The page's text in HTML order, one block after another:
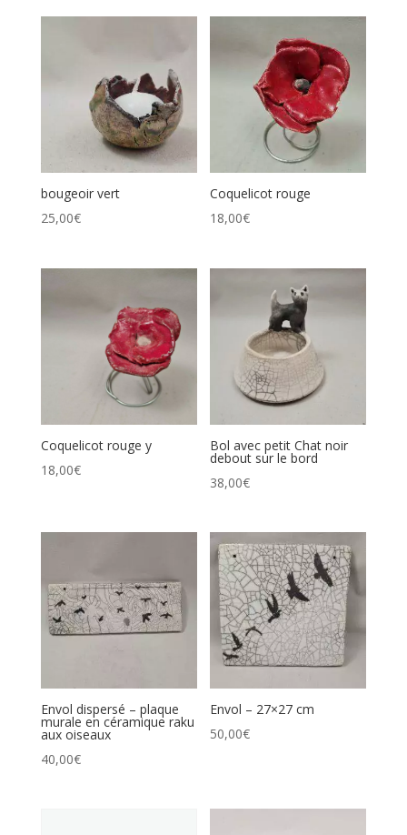
bougeoir vert
25,00€
Coquelicot rouge
18,00€
Coquelicot rouge y
18,00€
Bol avec petit Chat noir
debout sur le bord
38,00€
Envol dispersé – plaque
murale en céramique raku
aux oiseaux
40,00€
Envol – 27×27 cm
50,00€